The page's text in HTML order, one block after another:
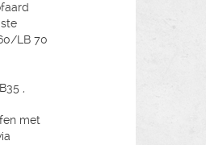
LB 70
,
met